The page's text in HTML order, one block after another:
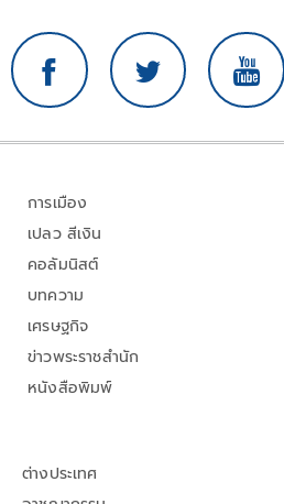
การเมือง
เปลว สีเงิน
คอลัมนิสต์
บทความ
เศรษฐกิจ
ข่าวพระราชสำนัก
หนังสือพิมพ์
ต่างประเทศ